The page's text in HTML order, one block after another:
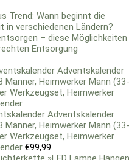
Trend: Wann beginnt die
in verschiedenen Ländern?
– diese
Entsorgung
Adventskalender
Männer, Heimwerker Mann
Werkzeugset, Heimwerker
€99,99